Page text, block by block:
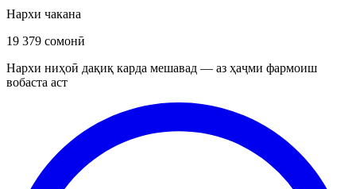
Нархи чакана
19 379 сомонӣ
Нархи ниҳоӣ дақиқ карда мешавад — аз ҳаҷми фармоиш
вобаста аст